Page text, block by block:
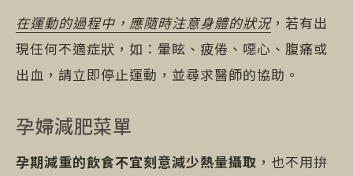
在運動的過程中，應隨時注意身體的狀況，若有出
現任何不適症狀，如：暈眩、疲倦、噁心、腹痛或
出血，請立即停止運動，並尋求醫師的協助。
孕婦減肥菜單
孕期減重的飲食不宜刻意減少熱量攝取 ，也不用拚